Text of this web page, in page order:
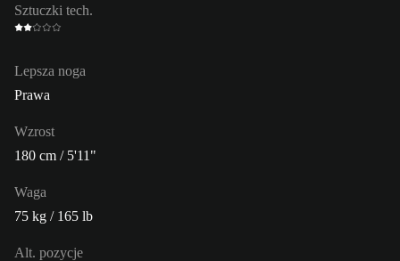
Sztuczki tech.
Lepsza noga
Prawa
Wzrost
180 cm / 5'11"
Waga
75 kg / 165 lb
Alt. pozycje